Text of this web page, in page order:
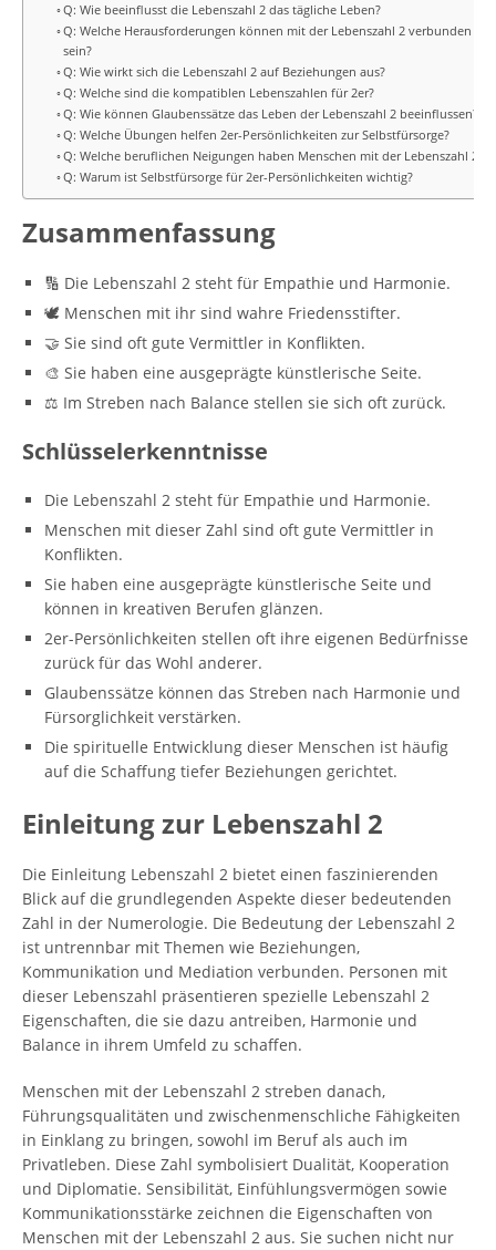
Q: Wie beeinflusst die Lebenszahl 2 das tägliche Leben?
Q: Welche Herausforderungen können mit der Lebenszahl 2 verbunden
sein?
Q: Wie wirkt sich die Lebenszahl 2 auf Beziehungen aus?
Q: Welche sind die kompatiblen Lebenszahlen für 2er?
Q: Wie können Glaubenssätze das Leben der Lebenszahl 2 beeinflussen?
Q: Welche Übungen helfen 2er-Persönlichkeiten zur Selbstfürsorge?
Q: Welche beruflichen Neigungen haben Menschen mit der Lebenszahl 2?
Q: Warum ist Selbstfürsorge für 2er-Persönlichkeiten wichtig?
Zusammenfassung
🔢 Die Lebenszahl 2 steht für Empathie und Harmonie.
🕊️ Menschen mit ihr sind wahre Friedensstifter.
🤝 Sie sind oft gute Vermittler in Konflikten.
🎨 Sie haben eine ausgeprägte künstlerische Seite.
⚖️ Im Streben nach Balance stellen sie sich oft zurück.
Schlüsselerkenntnisse
Die Lebenszahl 2 steht für Empathie und Harmonie.
Menschen mit dieser Zahl sind oft gute Vermittler in
Konflikten.
Sie haben eine ausgeprägte künstlerische Seite und
können in kreativen Berufen glänzen.
2er-Persönlichkeiten stellen oft ihre eigenen Bedürfnisse
zurück für das Wohl anderer.
Glaubenssätze können das Streben nach Harmonie und
Fürsorglichkeit verstärken.
Die spirituelle Entwicklung dieser Menschen ist häufig
auf die Schaffung tiefer Beziehungen gerichtet.
Einleitung zur Lebenszahl 2
Die Einleitung Lebenszahl 2 bietet einen faszinierenden
Blick auf die grundlegenden Aspekte dieser bedeutenden
Zahl in der Numerologie. Die Bedeutung der Lebenszahl 2
ist untrennbar mit Themen wie Beziehungen,
Kommunikation und Mediation verbunden. Personen mit
dieser Lebenszahl präsentieren spezielle Lebenszahl 2
Eigenschaften, die sie dazu antreiben, Harmonie und
Balance in ihrem Umfeld zu schaffen.
Menschen mit der Lebenszahl 2 streben danach,
Führungsqualitäten und zwischenmenschliche Fähigkeiten
in Einklang zu bringen, sowohl im Beruf als auch im
Privatleben. Diese Zahl symbolisiert Dualität, Kooperation
und Diplomatie. Sensibilität, Einfühlungsvermögen sowie
Kommunikationsstärke zeichnen die Eigenschaften von
Menschen mit der Lebenszahl 2 aus. Sie suchen nicht nur